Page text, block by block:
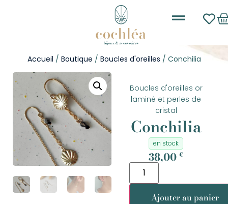
Accueil / Boutique / Boucles d'oreilles / Conchilia
Boucles d'oreilles or
laminé et perles de
cristal
Conchilia
en stock
38,00 €
Ajouter au panier